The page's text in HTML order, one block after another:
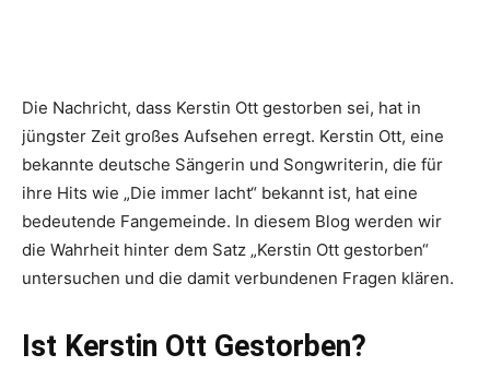
Die Nachricht, dass Kerstin Ott gestorben sei, hat in
jüngster Zeit großes Aufsehen erregt. Kerstin Ott, eine
bekannte deutsche Sängerin und Songwriterin, die für
ihre Hits wie „Die immer lacht“ bekannt ist, hat eine
bedeutende Fangemeinde. In diesem Blog werden wir
die Wahrheit hinter dem Satz „Kerstin Ott gestorben“
untersuchen und die damit verbundenen Fragen klären.
Ist Kerstin Ott Gestorben?